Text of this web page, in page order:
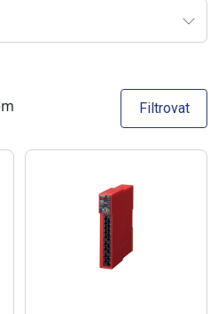
Filtrovat